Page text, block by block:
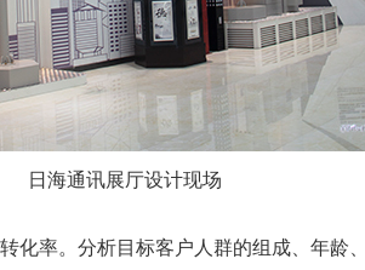
日海通讯展厅设计现场
率。分析目标客户人群的组成、年龄